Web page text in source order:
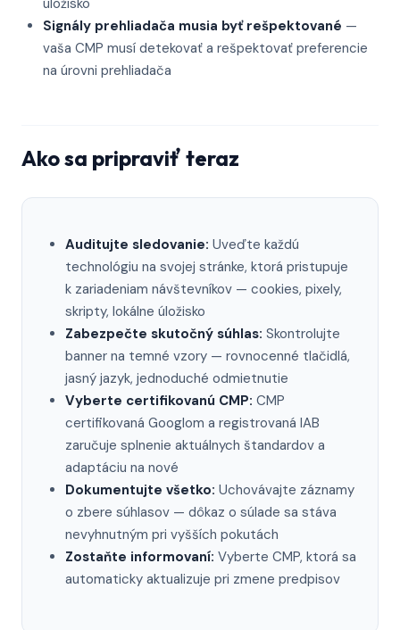
úložisko
Signály prehliadača musia byť rešpektované —
vaša CMP musí detekovať a rešpektovať preferencie
na úrovni prehliadača
Ako sa pripraviť teraz
Auditujte sledovanie: Uveďte každú
technológiu na svojej stránke, ktorá pristupuje
k zariadeniam návštevníkov — cookies, pixely,
skripty, lokálne úložisko
Zabezpečte skutočný súhlas: Skontrolujte
banner na temné vzory — rovnocenné tlačidlá,
jasný jazyk, jednoduché odmietnutie
Vyberte certifikovanú CMP: CMP
certifikovaná Googlom a registrovaná IAB
zaručuje splnenie aktuálnych štandardov a
adaptáciu na nové
Dokumentujte všetko: Uchovávajte záznamy
o zbere súhlasov — dôkaz o súlade sa stáva
nevyhnutným pri vyšších pokutách
Zostaňte informovaní: Vyberte CMP, ktorá sa
automaticky aktualizuje pri zmene predpisov